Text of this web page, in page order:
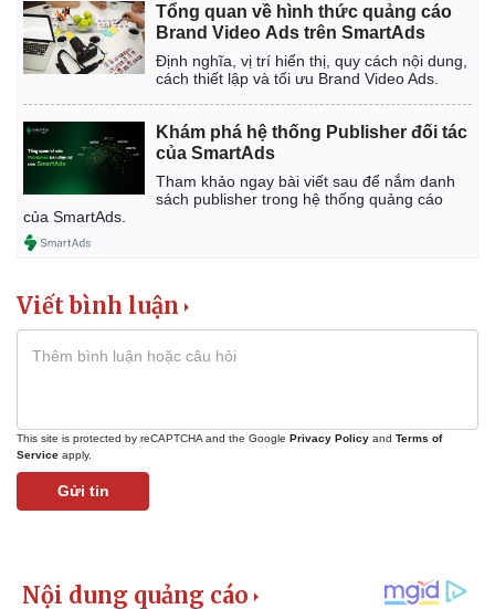
Bất động sản
Khởi nghiệp
Thị trường
Tiêu dùng
Tổng quan về hình thức quảng cáo
Brand Video Ads trên SmartAds
Định nghĩa, vị trí hiển thị, quy cách nội dung,
cách thiết lập và tối ưu Brand Video Ads.
Khám phá hệ thống Publisher đối tác
của SmartAds
Tham khảo ngay bài viết sau để nắm danh
sách publisher trong hệ thống quảng cáo
của SmartAds.
Viết bình luận
This site is protected by reCAPTCHA and the Google Privacy Policy and Terms of
Service apply.
Gửi tin